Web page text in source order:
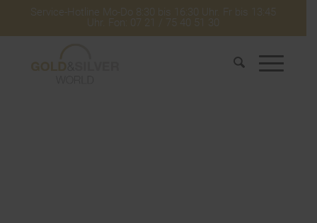
Service-Hotline Mo-Do 8:30 bis 16:30 Uhr. Fr bis 13:45
Uhr. Fon: 07 21 / 75 40 51 30